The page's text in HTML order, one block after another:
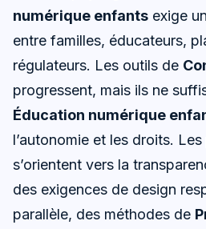
numérique enfants exige
entre familles, éducateurs,
régulateurs. Les outils de
progressent, mais ils ne
Éducation numérique
l’autonomie et les droits.
s’orientent vers la
des exigences de design
parallèle, des méthodes de